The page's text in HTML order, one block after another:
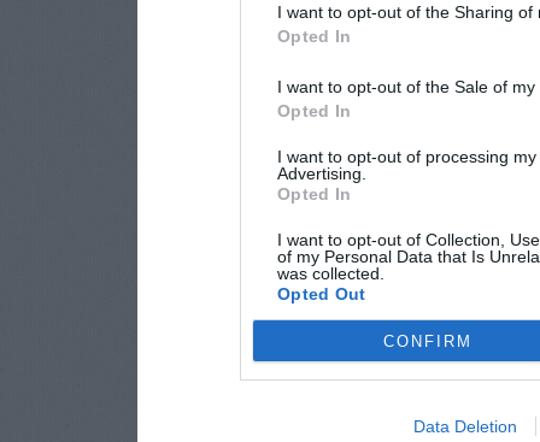
I want to opt-out of the Sharing of
Opted In
I want to opt-out of the Sale of
Opted In
I want to opt-out of processing
Advertising.
Opted In
I want to opt-out of Collection,
of my Personal Data that Is
was collected.
Opted Out
CONFIRM
Data Deletion